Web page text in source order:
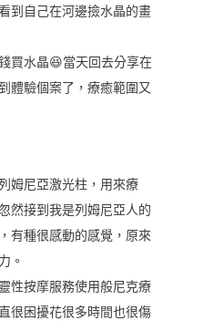
到自己在河邊撿水晶的畫
買水晶😆當天回去分享在
體驗個案了，療癒範圍又
姆尼亞激光柱，用來療
然接到我是列姆尼亞人的
有種很感動的感覺，原來
。
性按摩服務使用般尼克療
很困擾花很多時間也很傷